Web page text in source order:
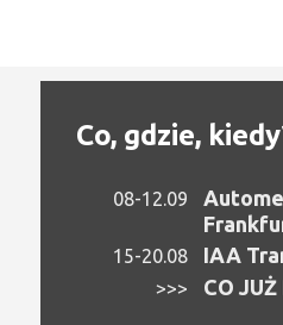
Co, gdzie,
08-12.09
15-20.08 IAA
>>> CO JUŻ